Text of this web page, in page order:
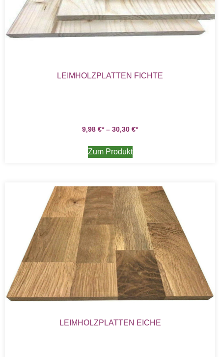
LEIMHOLZPLATTEN FICHTE
9,98 € – 30,30 €
Zum Produkt
LEIMHOLZPLATTEN EICHE